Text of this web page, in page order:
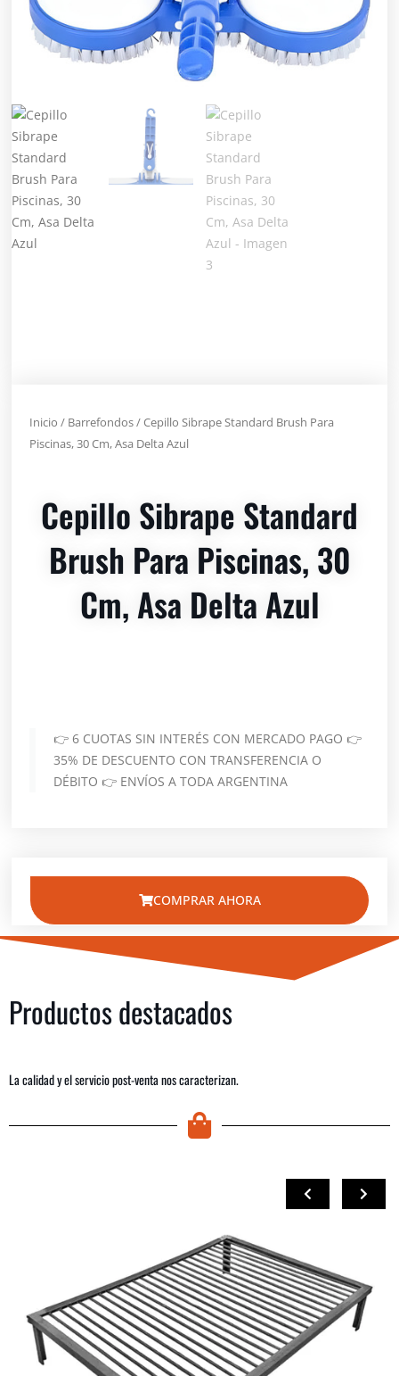
Inicio / Barrefondos/ Cepillo Sibrape Standard Brush Para
Piscinas, 30 Cm, Asa Delta Azul
Cepillo Sibrape Standard
Brush Para Piscinas, 30
Cm, Asa Delta Azul
👉 6 CUOTAS SIN INTERÉS CON MERCADO PAGO 👉
35% DE DESCUENTO CON TRANSFERENCIA O
DÉBITO 👉 ENVÍOS A TODA ARGENTINA
COMPRAR AHORA
Productos destacados
La calidad y el servicio post-venta nos caracterizan.